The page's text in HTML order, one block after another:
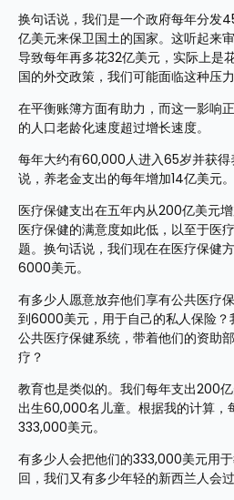
换句话说，我们是一个政府每年分发
亿美元来保卫国土的国家。这听起来
导致每年再多花32亿美元，实际上是
国的外交政策，我们可能面临这种压力
在平衡账簿方面有助力，而这一影响
的人口老龄化速度超过增长速度。
每年大约有60,000人进入65岁并获
说，养老金支出的每年增加14亿美元。
医疗保健支出在五年内从200亿美元
医疗保健的满意度如此低，以至于医
题。换句话说，我们现在在医疗保健
6000美元。
有多少人愿意放弃他们享有公共医疗
到6000美元，用于自己的私人保险？
公共医疗保健系统，带着他们的资助
疗？
教育也是类似的。我们每年支出200
出生60,000名儿童。根据我的计算，
333,000美元。
有多少人会把他们的333,000美元用
回，我们又有多少年轻的新西兰人会